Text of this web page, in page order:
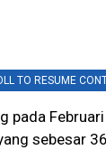
TO RESUME
pada
sebesar